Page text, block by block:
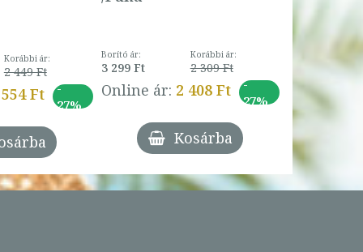
Korábbi ár:
2 449 Ft
Ft
-
27%
Borító ár:
3 299 Ft
Korábbi ár:
2 309 Ft
Online ár: 2 408 Ft
-
27%
Kosárba